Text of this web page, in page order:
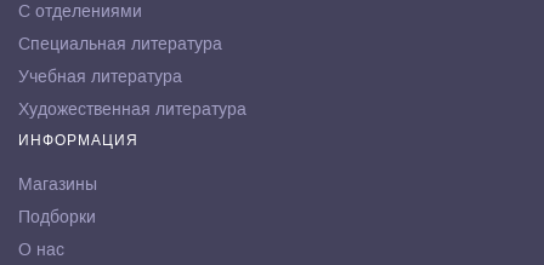
С отделениями
Специальная литература
Учебная литература
Художественная литература
ИНФОРМАЦИЯ
Магазины
Подборки
О нас